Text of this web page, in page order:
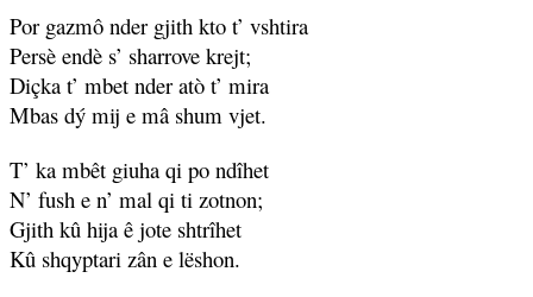
Por gazmô nder gjith kto t’ vshtira
Persè endè s’ sharrove krejt;
Diçka t’ mbet nder atò t’ mira
Mbas dý mij e mâ shum vjet.
T’ ka mbêt giuha qi po ndîhet
N’ fush e n’ mal qi ti zotnon;
Gjith kû hija ê jote shtrîhet
Kû shqyptari zân e lëshon.